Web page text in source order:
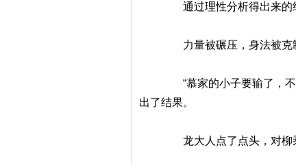
通过理性分析得出来的结论
力量被碾压，身法被克制，
“慕家的小子要输了，不过也
出了结果。
龙大人点了点头，对柳乘